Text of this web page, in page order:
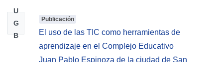
U
G
B
Publicación
El uso de las TIC como herramientas de
aprendizaje en el Complejo Educativo
Juan Pablo Espinoza de la ciudad de San